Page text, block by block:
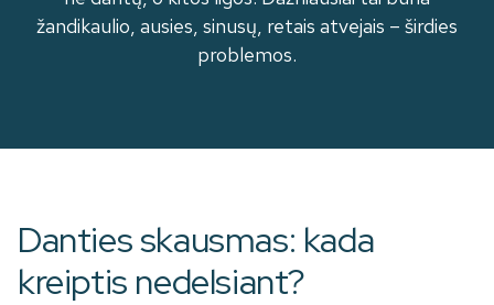
žandikaulio, ausies, sinusų, retais atvejais – širdies
problemos.
Danties skausmas: kada
kreiptis nedelsiant?